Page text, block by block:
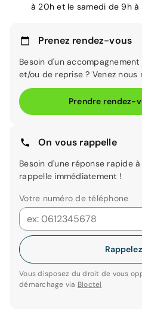
à 20h et le samedi de 9h à
Prenez rendez-vous
Besoin d'un
et/ou de reprise ? Venez
Prendre rendez-
On vous rappelle
Besoin d'une réponse rapide
rappelle immédiatement !
Votre numéro de téléphone
Vous disposez du droit de vous
démarchage via Bloctel